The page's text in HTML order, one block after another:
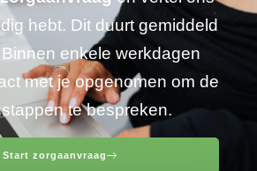
hebt. Dit duurt gemiddeld
enkele werkdagen
met je opgenomen om de
te bespreken.
Start zorgaanvraag